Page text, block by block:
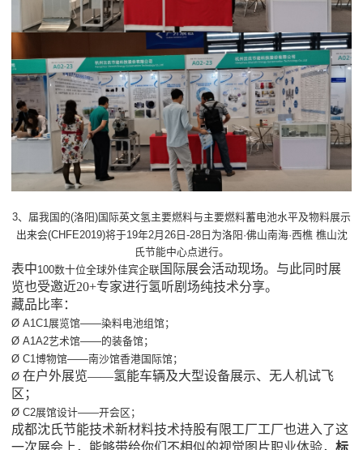
3、届我国的(洛阳)国际英文氢主要燃料与主要燃料蓄电池水平及物料展示
出来会(CHFE2019)将于19年2月26日-28日为洛阳·佛山南海·西樵 樵山沈
氏节能中心点进行。
表中100数十位全球外佳宾企联 国际展会活动现场。 与此同时展
览也受邀近20+专家进行氢听剧场纯技术分享。
藏品比率：
Ø A1C1展览馆——染料电池组馆；
Ø A1A2艺术馆——的装备馆；
Ø C1博物馆——南沙馆香港国际馆；
Ø在户外展览——氢能车辆及大型设备展示、无人机试飞
区；
Ø C2展馆设计——开会区；
成都沈氏节能技术新材料技术持股有限工厂工厂也进入了这
一次展会上，能够带给你们不相似的视觉图片职业体验，标